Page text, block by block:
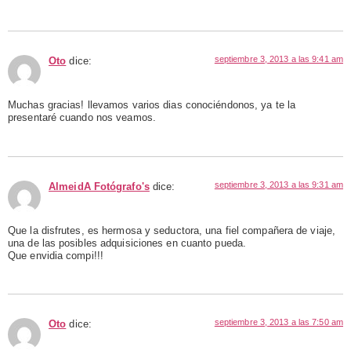
Oto dice: septiembre 3, 2013 a las 9:41 am
Muchas gracias! llevamos varios dias conociéndonos, ya te la
presentaré cuando nos veamos.
AlmeidA Fotógrafo's dice: septiembre 3, 2013 a las 9:31 am
Que la disfrutes, es hermosa y seductora, una fiel compañera de viaje,
una de las posibles adquisiciones en cuanto pueda.
Que envidia compi!!!
Oto dice: septiembre 3, 2013 a las 7:50 am